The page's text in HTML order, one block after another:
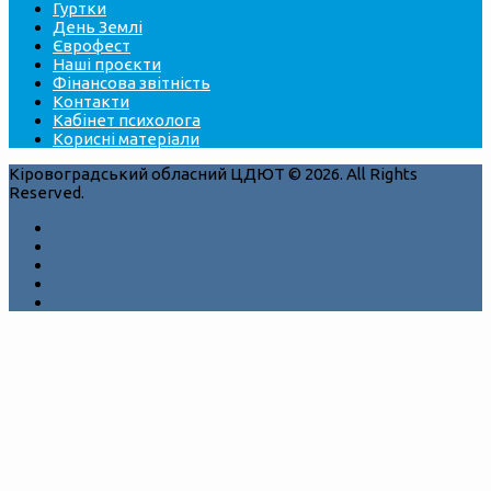
Гуртки
День Землі
Єврофест
Наші проєкти
Фінансова звітність
Контакти
Кабінет психолога
Корисні матеріали
Кіровоградський обласний ЦДЮТ © 2026. All Rights
Reserved.